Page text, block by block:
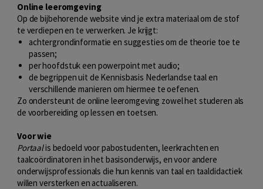
Online leeromgeving
Op de bijbehorende website vind je extra materiaal om de stof
te verdiepen en te verwerken. Je krijgt:
achtergrondinformatie en suggesties om de theorie toe te
passen;
per hoofdstuk een powerpoint met audio;
de begrippen uit de Kennisbasis Nederlandse taal en
verschillende manieren om hiermee te oefenen.
Zo ondersteunt de online leeromgeving zowel het studeren als
de voorbereiding op lessen en toetsen.
Voor wie
Portaalis bedoeld voor pabostudenten, leerkrachten en
taalcoördinatoren in het basisonderwijs, en voor andere
onderwijsprofessionals die hun kennis van taal en taaldidactiek
willen versterken en actualiseren.